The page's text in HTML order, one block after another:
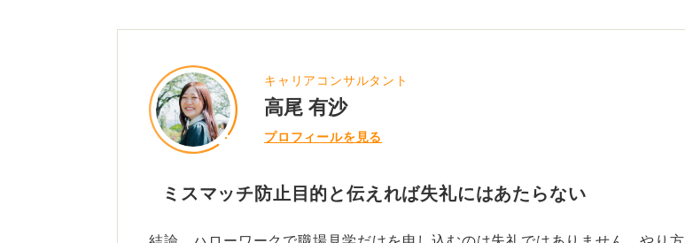
キャリアコンサルタント
高尾 有沙
プロフィールを見る
ミスマッチ防止目的と伝えれば失礼にはあたらない